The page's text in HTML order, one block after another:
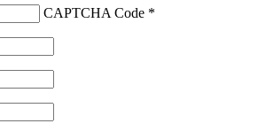
CAPTCHA Code *